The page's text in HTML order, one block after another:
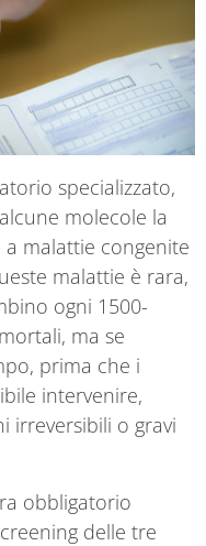
specializzato,
molecole la
malattie congenite
malattie è rara,
ogni 1500-
ma se
prima che i
intervenire,
irreversibili o gravi
obbligatorio
delle tre